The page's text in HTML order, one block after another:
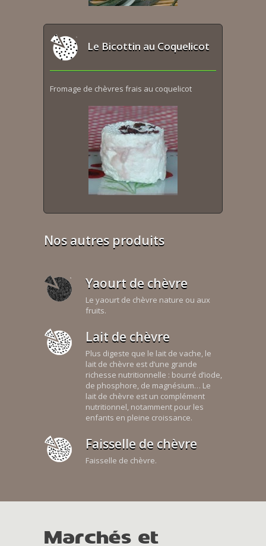
Le Bicottin au Coquelicot
Fromage de chèvres frais au coquelicot
Nos autres produits
Yaourt de chèvre
Le yaourt de chèvre nature ou aux
fruits.
Lait de chèvre
Plus digeste que le lait de vache, le
lait de chèvre est d’une grande
richesse nutritionnelle : bourré d’iode,
de phosphore, de magnésium… Le
lait de chèvre est un complément
nutritionnel, notamment pour les
enfants en pleine croissance.
Faisselle de chèvre
Faisselle de chèvre.
Marchés et